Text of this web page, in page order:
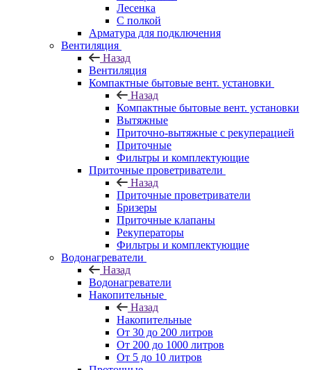
Лесенка
С полкой
Арматура для подключения
Вентиляция
Назад
Вентиляция
Компактные бытовые вент. установки
Назад
Компактные бытовые вент. установки
Вытяжные
Приточно-вытяжные с рекуперацией
Приточные
Фильтры и комплектующие
Приточные проветриватели
Назад
Приточные проветриватели
Бризеры
Приточные клапаны
Рекуператоры
Фильтры и комплектующие
Водонагреватели
Назад
Водонагреватели
Накопительные
Назад
Накопительные
От 30 до 200 литров
От 200 до 1000 литров
От 5 до 10 литров